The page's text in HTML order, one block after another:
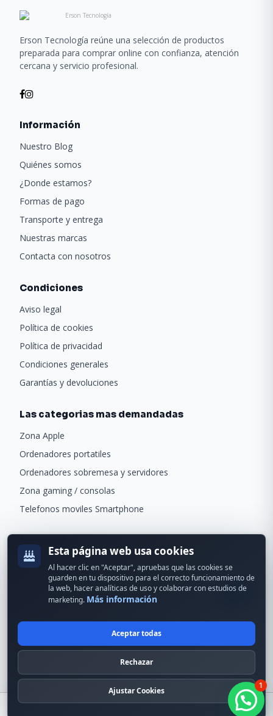
Erson Tecnología reúne una selección de productos
preparada para comprar online con confianza, atención
cercana y servicio profesional.
Información
Nuestro Blog
Quiénes somos
¿Donde estamos?
Formas de pago
Transporte y entrega
Nuestras marcas
Contacta con nosotros
Condiciones
Aviso legal
Política de cookies
Política de privacidad
Condiciones generales
Garantías y devoluciones
Las categorias mas demandadas
Zona Apple
Ordenadores portatiles
Ordenadores sobremesa y servidores
Zona gaming / consolas
Telefonos moviles Smartphone
Recibe ofertas exclusivas y novedades.
© 2024 Erson Tecnología. Todos los derechos reservados.
Política de privacidad
Condiciones Generales 1
Esta página web usa cookies
Al hacer clic en "Aceptar", apruebas que las cookies se
guarden en tu dispositivo para el correcto funcionamiento de
la web, hacer analíticas de uso y colaborar con estudios de
marketing. Más información
Aceptar todas
Rechazar
Ajustar Cookies